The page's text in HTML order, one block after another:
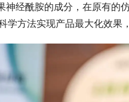
经酰胺的成分，在原有的
方法实现产品最大化效果